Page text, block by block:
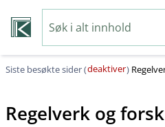
Siste besøkte sider (deaktiver)
Regelverk og